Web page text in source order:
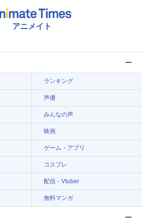
アニメイト
ランキング
声優
みんなの声
映画
ゲーム・アプリ
コスプレ
配信・Vtuber
無料マンガ